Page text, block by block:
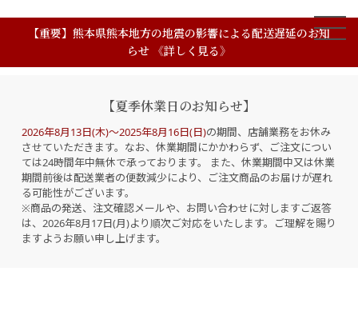
【重要】熊本県熊本地方の地震の影響による配送遅延のお知
らせ 《詳しく見る》
【夏季休業日のお知らせ】
2026年8月13日(木)～2025年8月16日(日)の期間、店舗業務をお休み
させていただきます。なお、休業期間にかかわらず、ご注文につい
ては24時間年中無休で承っております。 また、休業期間中又は休業
期間前後は配送業者の便数減少により、ご注文商品のお届けが遅れ
る可能性がございます。
※商品の発送、注文確認メールや、お問い合わせに対しますご返答
は、2026年8月17日(月)より順次ご対応をいたします。ご理解を賜り
ますようお願い申し上げます。